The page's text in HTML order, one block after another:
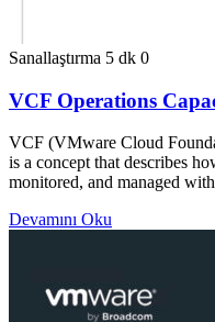
Sanallaştırma 5 dk 0
VCF Operations
VCF (VMware Cloud
is a concept that describes
monitored, and managed
Devamını Oku